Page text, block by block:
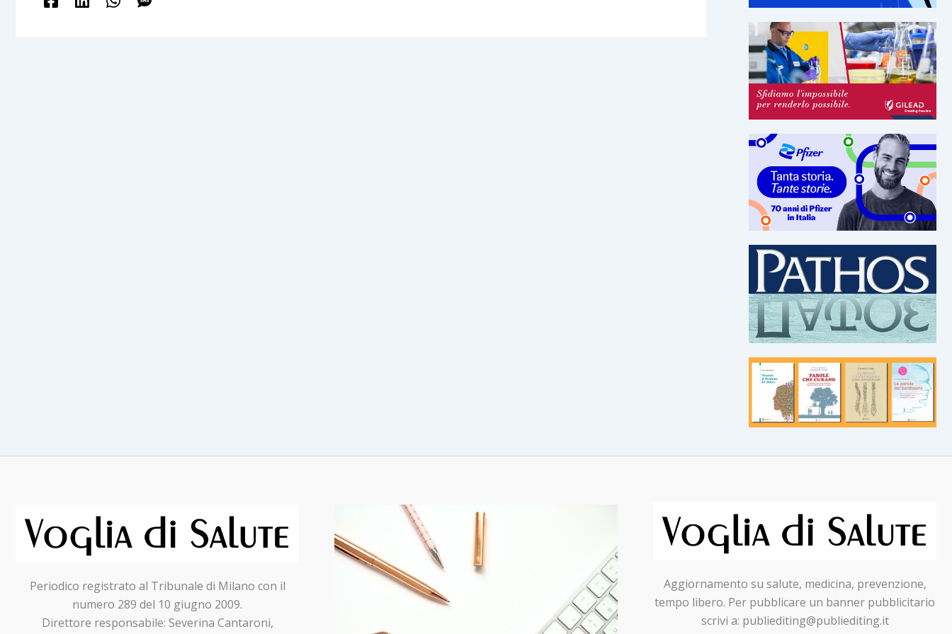
Periodico registrato al Tribunale di Milano con il
numero 289 del 10 giugno 2009.
Direttore responsabile: Severina Cantaroni,
Aggiornamento su salute, medicina, prevenzione,
tempo libero. Per pubblicare un banner pubblicitario
scrivi a: publiediting@publiediting.it